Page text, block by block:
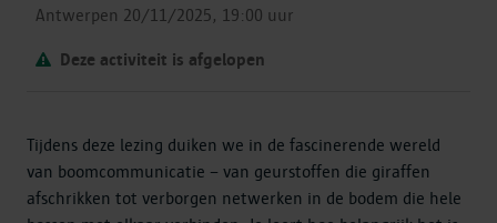
Antwerpen 20/11/2025, 19:00 uur
Deze activiteit is afgelopen
Tijdens deze lezing duiken we in de fascinerende wereld
van boomcommunicatie – van geurstoffen die giraffen
afschrikken tot verborgen netwerken in de bodem die hele